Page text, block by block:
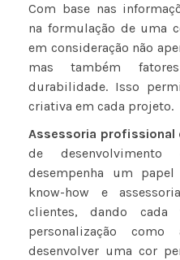
Com base nas
na formulação de uma
em consideração não
mas também
durabilidade. Isso
criativa em cada projeto.
Assessoria profissional
de
desempenha um papel
know-how e
clientes, dando
personalização
desenvolver uma cor